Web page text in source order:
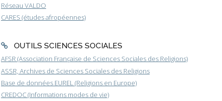
Réseau VALDO
CARES (études afropéennes)
OUTILS SCIENCES SOCIALES
AFSR (Association Française de Sciences Sociales des Religions)
ASSR, Archives de Sciences Sociales des Religions
Base de données EUREL (Religions en Europe)
CREDOC (Informations modes de vie)